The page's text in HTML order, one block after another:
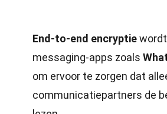
End-to-end encryptie
messaging-apps zoals
om ervoor te zorgen dat
communicatiepartners de